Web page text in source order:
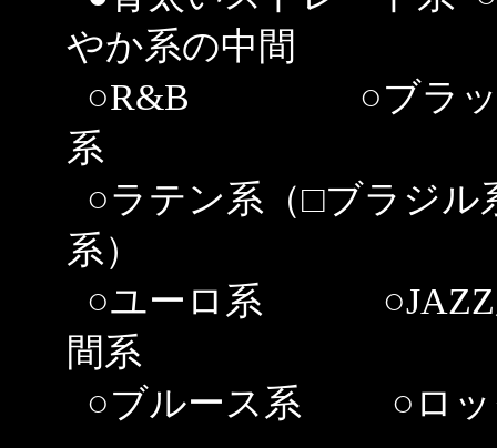
やか系の中間
○R&B ○ブラッ
系
○ラテン系（□ブラジ
系）
○ユーロ系 ○JAZZ
間系
○ブルース系 ○